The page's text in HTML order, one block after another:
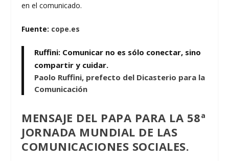
en el comunicado.
Fuente: cope.es
Ruffini: Comunicar no es sólo conectar, sino
compartir y cuidar.
Paolo Ruffini, prefecto del Dicasterio para la
Comunicación
MENSAJE DEL PAPA PARA LA 58ª
JORNADA MUNDIAL DE LAS
COMUNICACIONES SOCIALES.